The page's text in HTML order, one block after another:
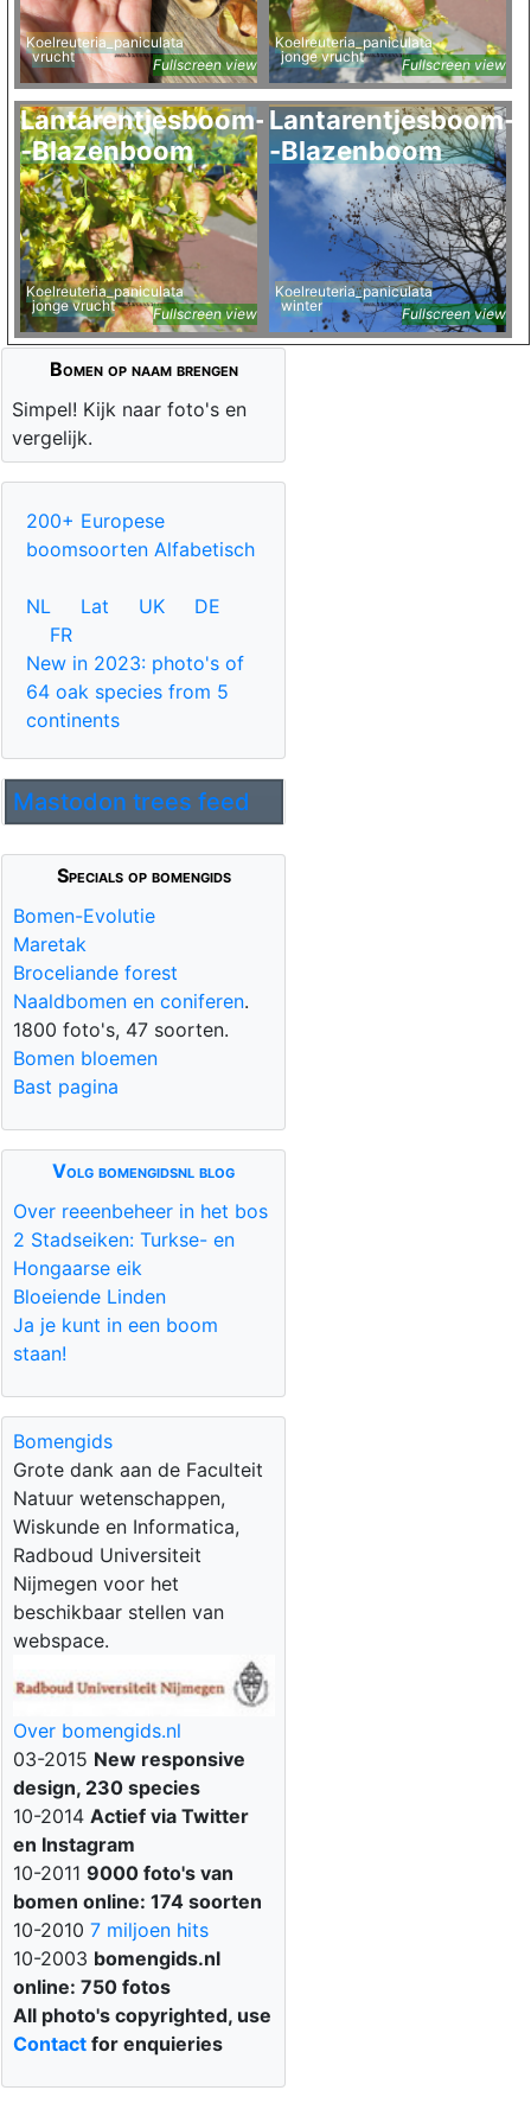
Koelreuteria_paniculata
vrucht
Fullscreen view
Koelreuteria_paniculata
jonge vrucht
Fullscreen view
Lantarentjesboom-
-Blazenboom
Koelreuteria_paniculata
jonge vrucht
Fullscreen view
Lantarentjesboom-
-Blazenboom
Koelreuteria_paniculata
winter
Fullscreen view
Bomen op naam brengen
Simpel! Kijk naar foto's en
vergelijk.
200+ Europese
boomsoorten Alfabetisch
NL Lat UK
DE
FR
New in 2023: photo's of
64 oak species from 5
continents
Mastodon trees feed
Specials op bomengids
Bomen-Evolutie
Maretak
Broceliande forest
Naaldbomen en coniferen.
1800 foto's, 47 soorten.
Bomen bloemen
Bast pagina
Volg bomengidsnl blog
Over reeenbeheer in het bos
2 Stadseiken: Turkse- en
Hongaarse eik
Bloeiende Linden
Ja je kunt in een boom
staan!
Bomengids
Grote dank aan de Faculteit
Natuur wetenschappen,
Wiskunde en Informatica,
Radboud Universiteit
Nijmegen voor het
beschikbaar stellen van
webspace.
Over bomengids.nl
03-2015 New responsive
design, 230 species
10-2014 Actief via Twitter
en Instagram
10-2011 9000 foto's van
bomen online: 174 soorten
10-2010 7 miljoen hits
10-2003 bomengids.nl
online: 750 fotos
All photo's copyrighted, use
Contact for enquieries